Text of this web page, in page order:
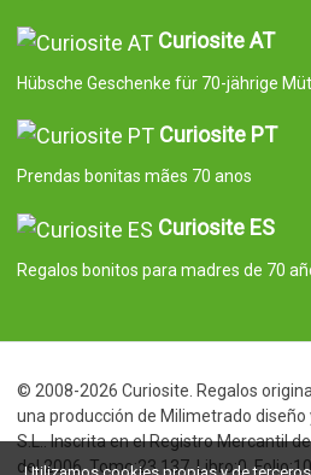
Curiosite AT
Hübsche Geschenke für 70-jährige
Curiosite PT
Prendas bonitas mães 70 anos
Curiosite ES
Regalos bonitos para madres de 70
© 2008-2026 Curiosite. Regalos
una producción de Milimetrado
S.L.. Inscrita en el Registro Mercantil
del 2006. Tomo:23.137. Libro:0.
Utilizamos cookies propias y de